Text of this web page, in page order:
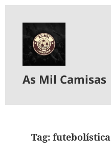
As Mil Camisas
Tag:futebolística